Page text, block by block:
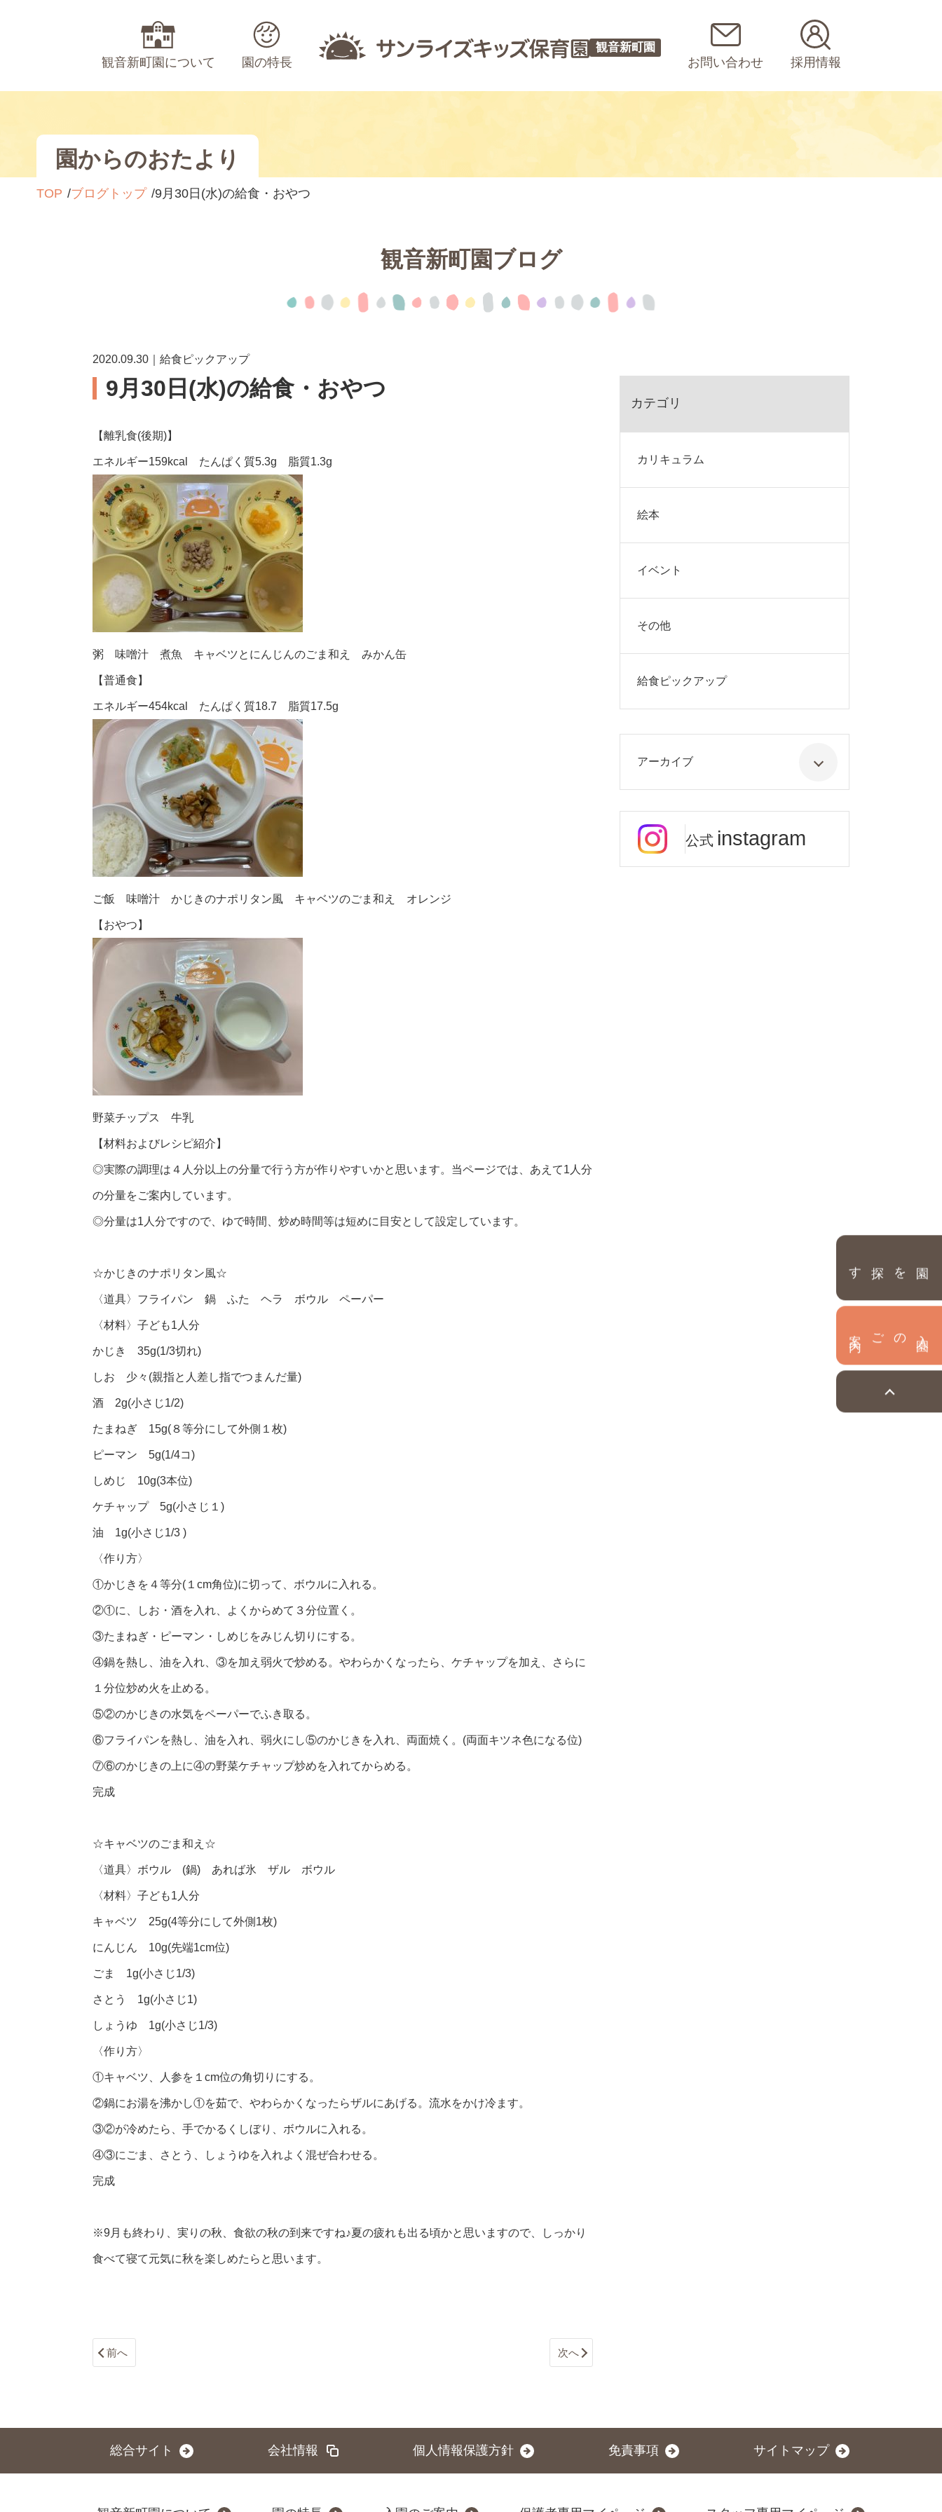
観音新町園について 園の特長
観音新町園
お問い合わせ 採用情報
園を探す
園からのおたより
TOP ブログトップ 9月30日(水)の給食・おやつ
観音新町園ブログ
2020.09.30｜給食ピックアップ
9月30日(水)の給食・おやつ
【離乳食(後期)】
エネルギー159kcal たんぱく質5.3g 脂質1.3g
粥 味噌汁 煮魚 キャベツとにんじんのごま和え みかん缶
【普通食】
エネルギー454kcal たんぱく質18.7 脂質17.5g
ご飯 味噌汁 かじきのナポリタン風 キャベツのごま和え オレンジ
【おやつ】
野菜チップス 牛乳
【材料およびレシピ紹介】
◎実際の調理は４人分以上の分量で行う方が作りやすいかと思います。当ページでは、あえて1人分
の分量をご案内しています。
◎分量は1人分ですので、ゆで時間、炒め時間等は短めに目安として設定しています。
☆かじきのナポリタン風☆
〈道具〉フライパン 鍋 ふた ヘラ ボウル ペーパー
〈材料〉子ども1人分
かじき 35g(1/3切れ)
しお 少々(親指と人差し指でつまんだ量)
酒 2g(小さじ1/2)
たまねぎ 15g(８等分にして外側１枚)
ピーマン 5g(1/4コ)
しめじ 10g(3本位)
ケチャップ 5g(小さじ１)
油 1g(小さじ1/3 )
〈作り方〉
①かじきを４等分(１cm角位)に切って、ボウルに入れる。
②①に、しお・酒を入れ、よくからめて３分位置く。
③たまねぎ・ピーマン・しめじをみじん切りにする。
④鍋を熱し、油を入れ、③を加え弱火で炒める。やわらかくなったら、ケチャップを加え、さらに
１分位炒め火を止める。
⑤②のかじきの水気をペーパーでふき取る。
⑥フライパンを熱し、油を入れ、弱火にし⑤のかじきを入れ、両面焼く。(両面キツネ色になる位)
⑦⑥のかじきの上に④の野菜ケチャップ炒めを入れてからめる。
完成
☆キャベツのごま和え☆
〈道具〉ボウル (鍋) あれば氷 ザル ボウル
〈材料〉子ども1人分
キャベツ 25g(4等分にして外側1枚)
にんじん 10g(先端1cm位)
ごま 1g(小さじ1/3)
さとう 1g(小さじ1)
しょうゆ 1g(小さじ1/3)
〈作り方〉
①キャベツ、人参を１cm位の角切りにする。
②鍋にお湯を沸かし①を茹で、やわらかくなったらザルにあげる。流水をかけ冷ます。
③②が冷めたら、手でかるくしぼり、ボウルに入れる。
④③にごま、さとう、しょうゆを入れよく混ぜ合わせる。
完成
※9月も終わり、実りの秋、食欲の秋の到来ですね♪夏の疲れも出る頃かと思いますので、しっかり
食べて寝て元気に秋を楽しめたらと思います。
前へ 次へ
カテゴリ
カリキュラム
絵本
イベント
その他
給食ピックアップ
アーカイブ
公式 instagram
総合サイト 会社情報 個人情報保護方針 免責事項 サイトマップ